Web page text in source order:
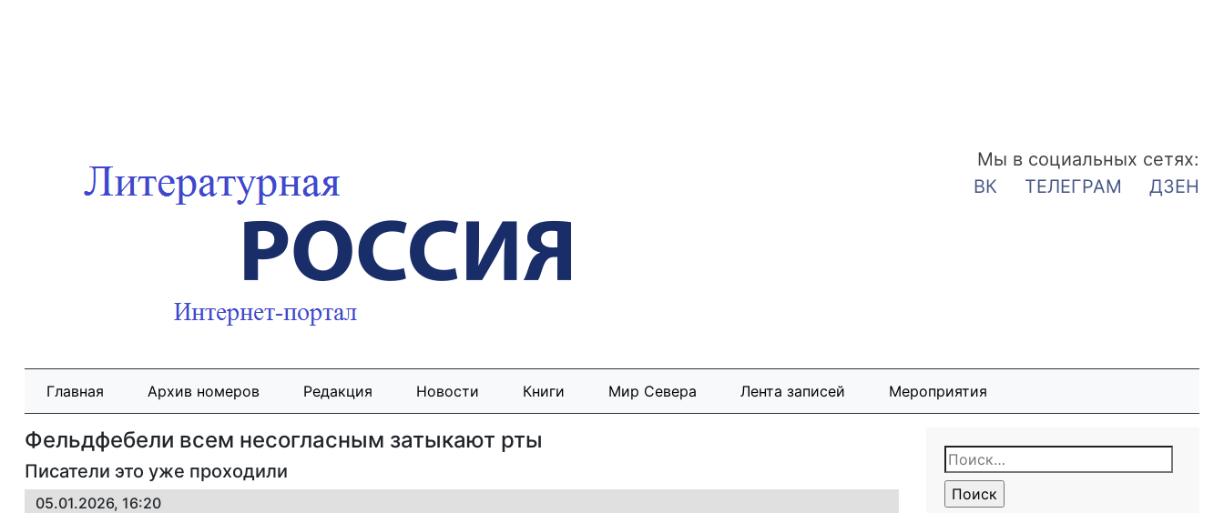
Мы в социальных сетях:
ВК
ТЕЛЕГРАМ ДЗЕН
Главная Архив номеров Редакция Новости Книги Мир Севера Лента записей Мероприятия
Фельдфебели всем несогласным затыкают рты
Писатели это уже проходили
05.01.2026, 16:20
Найти: